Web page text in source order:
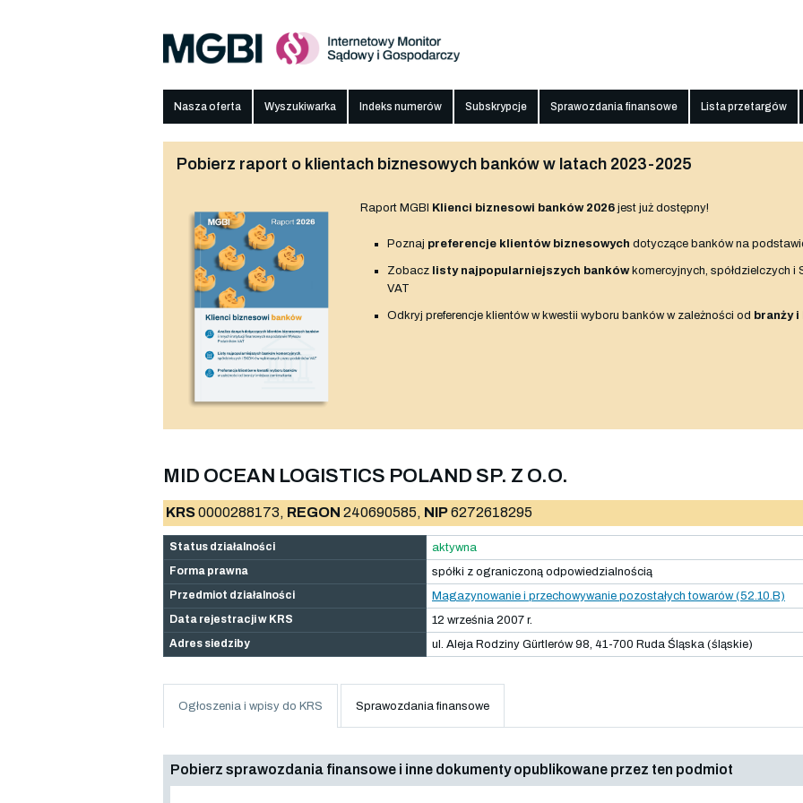
Nasza oferta Wyszukiwarka Indeks numerów Subskrypcje Sprawozdania finansowe Lista przetargów
Pobierz raport o klientach biznesowych banków w latach 2023-2025
Raport MGBI Klienci biznesowi banków 2026 jest już dostępny!
Poznaj preferencje klientów biznesowych dotyczące banków na
Zobacz listy najpopularniejszych bankówkomercyjnych, spółdzielczych i
VAT
Odkryj preferencje klientów w kwestii wyboru banków w zależności od branży
MID OCEAN LOGISTICS POLAND SP. Z O.O.
KRS0000288173, REGON 240690585, NIP6272618295
Status działalności
aktywna
Forma prawna
spółki z ograniczoną odpowiedzialnością
Przedmiot działalności
Magazynowanie i przechowywanie pozostałych towarów (52.10.B)
Data rejestracji w KRS
12 września 2007 r.
Adres siedziby
ul. Aleja Rodziny Gürtlerów 98, 41-700 Ruda Śląska (śląskie)
Ogłoszenia i wpisy do KRS Sprawozdania finansowe
Pobierz sprawozdania finansowe i inne dokumenty opublikowane przez ten podmiot